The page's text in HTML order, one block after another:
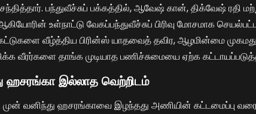
பந்துவீச்சுப் பக்கத்தில், ஆவேஷ் கான், திக்வேஷ் ரதி
உள்நாட்டு வேகப்பந்துவீச்சுப் பிரிவு மோசமாக
வீழ்த்திய பிரின்ஸ் யாதவைத் தவிர, ஆழமின்மை
வீரர்களை தாங்க முடியாத பணிச்சுமையை ஏற்க
ஹசரங்கா இல்லாத வெற்றிடம்
முன் வனிந்து ஹசரங்காவை இழந்தது அணியின் கட்டமைப்பு